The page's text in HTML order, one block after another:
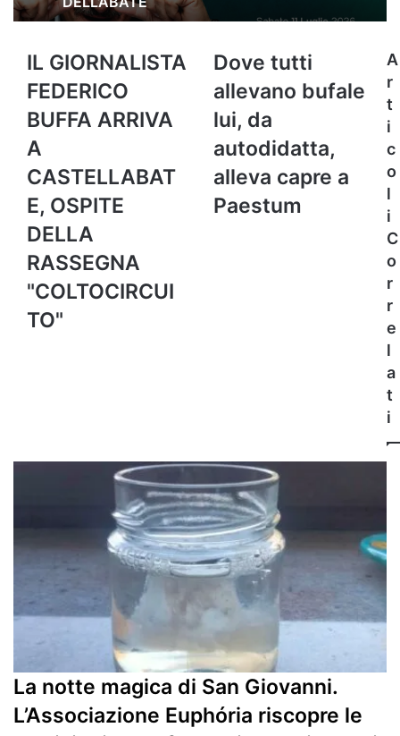
IL
GIORNALISTA
FEDERICO
BUFFA
ARRIVA
A
CASTELLABATE,
OSPITE
DELLA
RASSEGNA
"COLTOCIRCUITO"
IL GIORNALISTA
FEDERICO
BUFFA ARRIVA
A
CASTELLABAT
E, OSPITE
DELLA
RASSEGNA
"COLTOCIRCUI
TO"
Dove
tutti
allevano
bufale
lui,
da
autodidatta,
alleva
capre
Dove tutti
allevano bufale
lui, da
autodidatta,
alleva capre a
Paestum
A
r
t
i
c
o
l
i
C
o
r
r
e
l
a
t
i
La notte magica di San Giovanni.
L’Associazione Euphória riscopre le